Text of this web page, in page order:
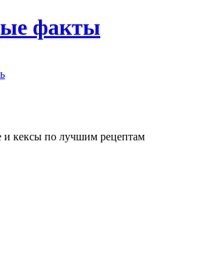
факты
и кексы по лучшим рецептам